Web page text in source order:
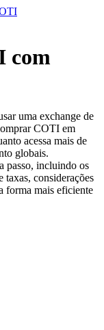
com
uma exchange de
COTI em
acessa mais de
globais.
passo, incluindo os
taxas, considerações
forma mais eficiente